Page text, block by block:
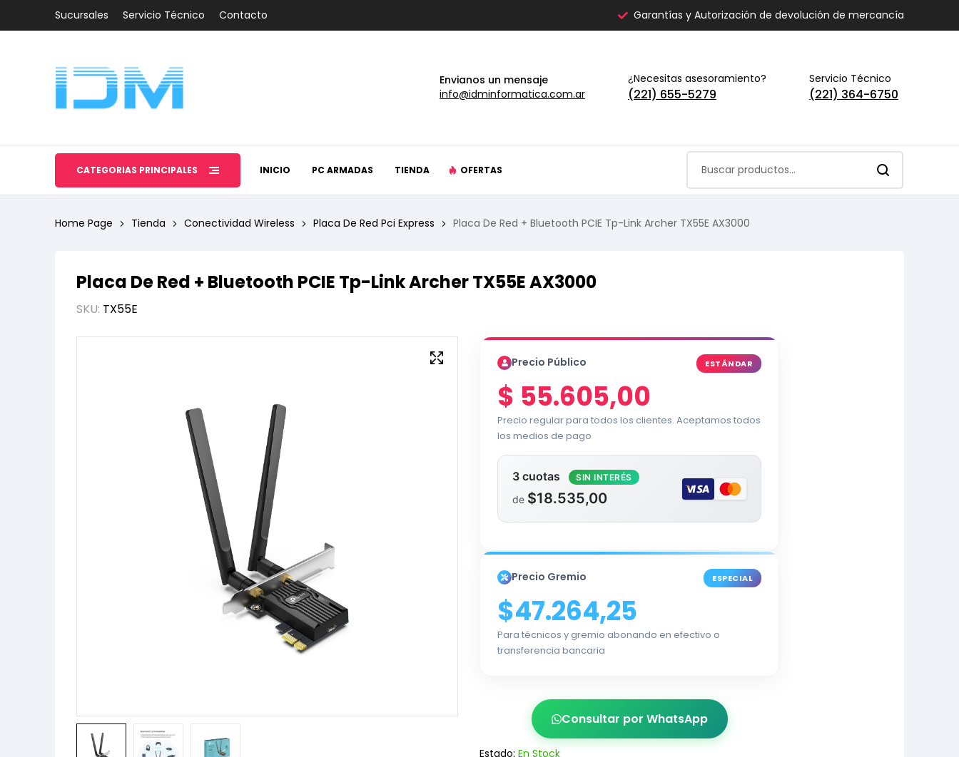
Sucursales Servicio Técnico Contacto Garantías y Autorización de devolución de mercancía
Envianos un mensaje
info@idminformatica.com.ar
¿Necesitas asesoramiento?
(221) 655-5279
Servicio Técnico
(221) 364-6750
CATEGORÍAS PRINCIPALES INICIO PC ARMADAS TIENDA OFERTAS
Home Page Tienda Conectividad Wireless Placa De Red Pci Express Placa De Red + Bluetooth PCIE Tp-Link Archer TX55E AX3000
Placa De Red + Bluetooth PCIE Tp-Link Archer TX55E AX3000
SKU: TX55E
Precio Público ESTÁNDAR
$ 55.605,00
Precio regular para todos los clientes. Aceptamos todos
los medios de pago
3 cuotas SIN INTERÉS
de $18.535,00
Precio Gremio ESPECIAL
$47.264,25
Para técnicos y gremio abonando en efectivo o
transferencia bancaria
Consultar por WhatsApp
Estado: En Stock